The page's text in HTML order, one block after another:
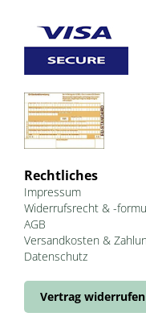
Rechtliches
Impressum
Widerrufsrecht & -
AGB
Versandkosten &
Datenschutz
Vertrag widerrufen